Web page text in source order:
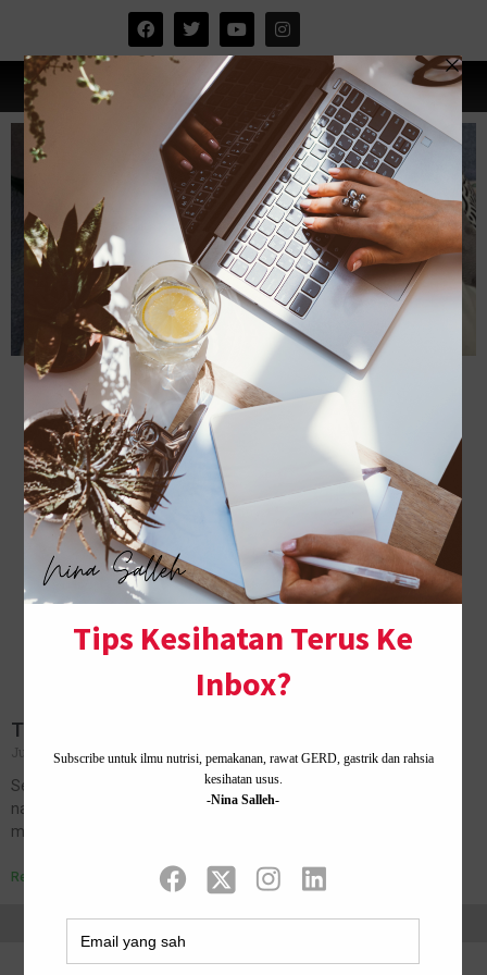
Tips Bawa Anak untuk Solat Terawih di Masjid
June 12, 2018
No Comments
Setakat berapa hari ni, apa khabar dah Ramadan kita. Kali ni saya
nak kongsikan untuk mak-mak tips kalau nak bawa anak kecil ke
masjid. Dah 27 Ramadan baru nak kongsikan…
Read More »
Home ·About Me·Contact Us .Privacy Policy ·